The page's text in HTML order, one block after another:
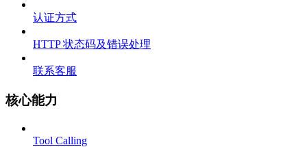
认证方式
HTTP 状态码及错误处理
联系客服
核心能力
Tool Calling